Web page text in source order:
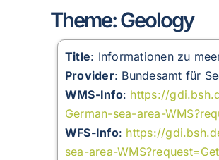
Theme: Geology
Title: Informationen zu
Provider: Bundesamt für
WMS-Info: https://
German-sea-area-
WFS-Info: https://
sea-area-